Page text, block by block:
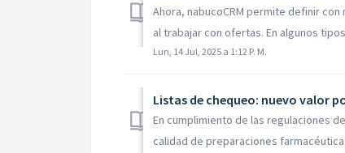
Ahora, nabucoCRM permite definir
al trabajar con ofertas. En algunos
Lun, 14 Jul, 2025 a 1:12 P. M.
En cumplimiento de las regulaciones
calidad de preparaciones